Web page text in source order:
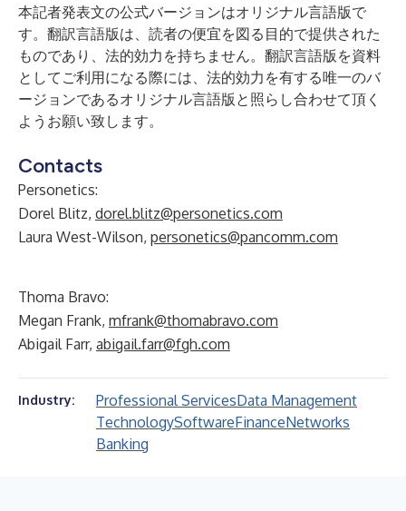
本記者発表文の公式バージョンはオリジナル言語版で
す。翻訳言語版は、読者の便宜を図る目的で提供された
ものであり、法的効力を持ちません。翻訳言語版を資料
としてご利用になる際には、法的効力を有する唯一のバ
ージョンであるオリジナル言語版と照らし合わせて頂く
ようお願い致します。
Contacts
Personetics:
Dorel Blitz, dorel.blitz@personetics.com
Laura West-Wilson, personetics@pancomm.com
Thoma Bravo:
Megan Frank, mfrank@thomabravo.com
Abigail Farr, abigail.farr@fgh.com
Industry: Professional ServicesData Management
TechnologySoftwareFinanceNetworks
Banking